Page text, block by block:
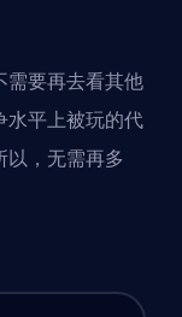
需要再去看其他
水平上被玩的代
，无需再多